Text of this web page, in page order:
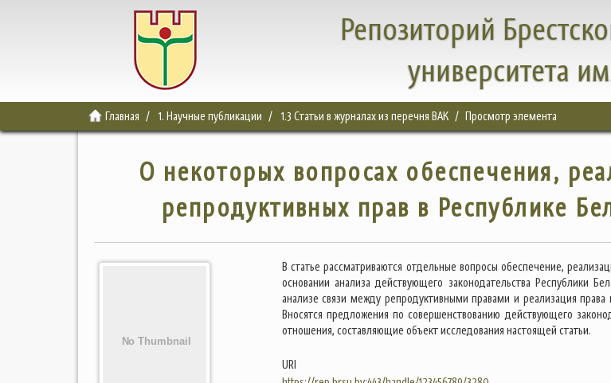
Репозиторий
университета
Главная 1. Научные публикации 1.3 Статьи в журналах из перечня ВАК Просмотр элемента
О некоторых вопросах обеспечения,
репродуктивных прав в Республике
В статье рассматриваются отдельные вопросы обеспечение,
основании анализа действующего законодательства Республики
анализе связи между репродуктивными правами и реализация права
Вносятся предложения по совершенствованию действующего
отношения, составляющие объект исследования настоящей статьи.
URI